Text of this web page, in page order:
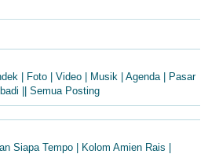
| Foto | Video | Musik | Agenda | Pasar
|| Semua Posting
Siapa Tempo | Kolom Amien Rais |